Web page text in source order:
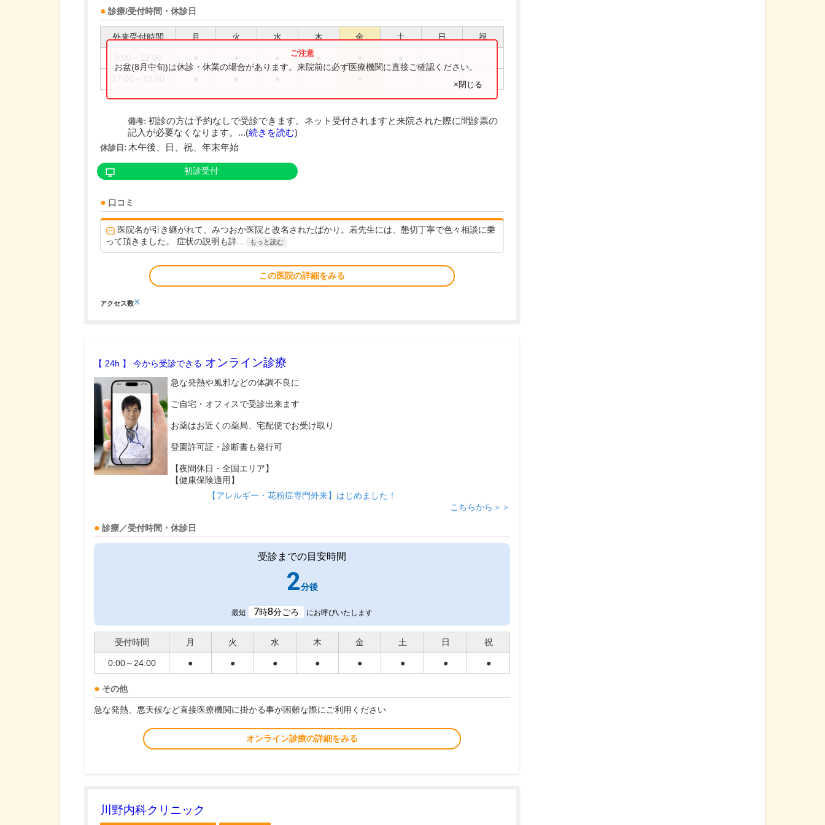
診療/受付時間・休診日
外来受付時間 月 火 水 木 金 土 日 祝
お盆(8月中旬)は休診・休業の場合があります。来院前に必ず医療機関に直接ご確認ください。
×閉じる
備考: 初診の方は予約なしで受診できます。ネット受付されますと来院された際に問診票の
記入が必要なくなります。...(続きを読む)
休診日: 木午後、日、祝、年末年始
初診受付
口コミ
医院名が引き継がれて、みつおか医院と改名されたばかり。若先生には、懇切丁寧で色々相談に乗
って頂きました。 症状の説明も詳...
もっと読む
この医院の詳細をみる
アクセス数※
【 24h 】 今から受診できる オンライン診療
急な発熱や風邪などの体調不良に
ご自宅・オフィスで受診出来ます
お薬はお近くの薬局、宅配便でお受け取り
登園許可証・診断書も発行可
【夜間休日・全国エリア】
【健康保険適用】
【アレルギー・花粉症専門外来】はじめました！
こちらから＞＞
診療／受付時間・休診日
受診までの目安時間
2分後
最短 7時8分ごろ にお呼びいたします
受付時間 月 火 水 木 金 土 日 祝
0:00～24:00 ● ● ● ● ● ● ● ●
その他
急な発熱、悪天候など直接医療機関に掛かる事が困難な際にご利用ください
オンライン診療の詳細をみる
川野内科クリニック